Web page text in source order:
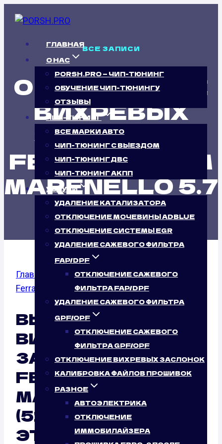
ГЛАВНАЯ
О НАС
PORSH.PRO — ЧИП-ТЮНИНГ
ОБУЧЕНИЕ ЧИП-ТЮНИНГУ
ОТЗЫВЫ
ЧИП-ТЮНИНГ
ВСЕ МАРКИ АВТО
ЧИП-ТЮНИНГ С ВЫЕЗДОМ
ЧИП-ТЮНИНГ ДВС
ЧИП-ТЮНИНГ АКПП
УСЛУГИ
УДАЛЕНИЕ КАТАЛИЗАТОРА
ОТКЛЮЧЕНИЕ МОЧЕВИНЫ ADBLUE
ОТКЛЮЧЕНИЕ СИСТЕМЫ EGR
УДАЛЕНИЕ САЖЕВОГО ФИЛЬТРА
FAP/DPF
ОТКЛЮЧЕНИЕ САЖЕВОГО
ФИЛЬТРА FAP/DPF
УДАЛЕНИЕ САЖЕВОГО ФИЛЬТРА
GPF/OPF
ОТКЛЮЧЕНИЕ САЖЕВОГО
ФИЛЬТРА GPF/OPF
ОТКЛЮЧЕНИЕ ВИХРЕВЫХ ЗАСЛОНОК
КАЛИБРОВКА ФАЙЛОВ ПРОШИВОК
РАЗНОЕ
АВТОЭЛЕКТРИКА
ОТКЛЮЧЕНИЕ
ИММОБИЛАЙЗЕРА
ВСЕ ЗАПИСИ
ОТКЛЮЧЕНИЕ
ВИХРЕВЫХ
ЗАСЛОНОК
FERRARI 575M
MARENELLO 5.7
(515 Л.С.)
Главная Отключение вихревых заслонок
Ferrari
575M Marenello/ 5.7
ВЫКЛЮЧЕНИЕ
ВИХРЕВЫХ
ЗАСЛОНОК
FERRARI 575M
MARENELLO 5.7
(515 Л.С.): ТАК ЛИ
ЭТО НУЖНО АВТО?